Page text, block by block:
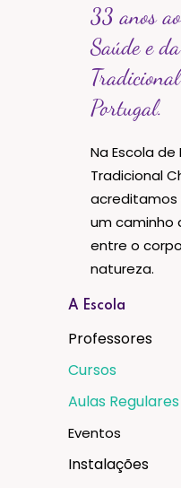
33 anos
Saúde e
Portugal.
Na Escola
Tradicional
acreditamos
um caminho
entre o
natureza.
A Escola
Professores
Cursos
Aulas Regulares
Eventos
Instalações